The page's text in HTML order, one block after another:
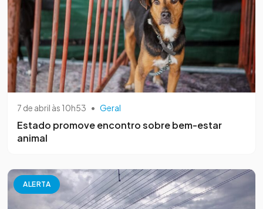
7 de abril às 10h53 • Geral
Estado promove encontro sobre bem-estar
animal
ALERTA